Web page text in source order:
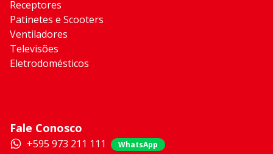
Receptores
Patinetes e Scooters
Ventiladores
Televisões
Eletrodomésticos
Fale Conosco
+595 973 211 111 WhatsApp